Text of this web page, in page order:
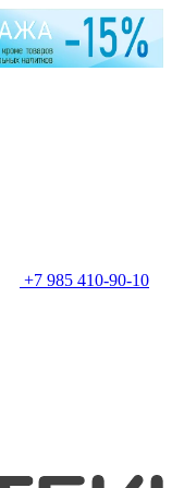
+7 985 410-90-10